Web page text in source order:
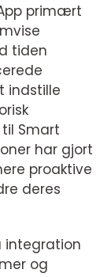
primært
tiden
indstille
Smart
har gjort
proaktive
deres
integration
og